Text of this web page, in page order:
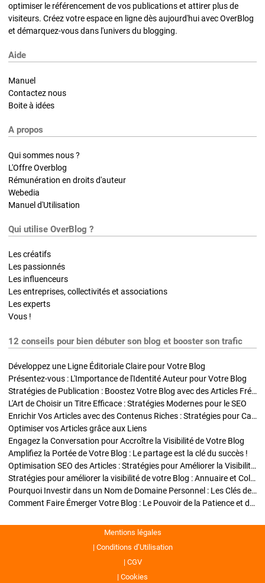
optimiser le référencement de vos publications et attirer plus de
visiteurs. Créez votre espace en ligne dès aujourd'hui avec OverBlog
et démarquez-vous dans l'univers du blogging.
Aide
Manuel
Contactez nous
Boite à idées
A propos
Qui sommes nous ?
L'Offre Overblog
Rémunération en droits d'auteur
Webedia
Manuel d'Utilisation
Qui utilise OverBlog ?
Les créatifs
Les passionnés
Les influenceurs
Les entreprises, collectivités et associations
Les experts
Vous !
12 conseils pour bien débuter son blog et booster son trafic
Développez une Ligne Éditoriale Claire pour Votre Blog
Présentez-vous : L'Importance de l'Identité Auteur pour Votre Blog
Stratégies de Publication : Boostez Votre Blog avec des Articles Fréquents et Exclusifs
L'Art de Choisir un Titre Efficace : Stratégies Modernes pour le SEO
Enrichir Vos Articles avec des Contenus Riches : Stratégies pour Captiver et Optimiser
Optimiser vos Articles grâce aux Liens
Engagez la Conversation pour Accroître la Visibilité de Votre Blog
Amplifiez la Portée de Votre Blog : Le partage est la clé du succès !
Optimisation SEO des Articles : Stratégies pour Améliorer la Visibilité de Votre Blog
Stratégies pour améliorer la visibilité de votre Blog : Annuaire et Collaborations
Pourquoi Investir dans un Nom de Domaine Personnel : Les Clés de la Réussite de Votre Blog
Comment Faire Émerger Votre Blog : Le Pouvoir de la Patience et de la Persévérance
Mentions légales
Conditions d’Utilisation
CGV
Cookies